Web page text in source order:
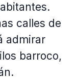
calles de
admirar
barroco,